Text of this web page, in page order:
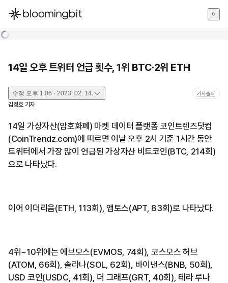
한국어
14일 오후 트위터 언급 횟수, 1위 BTC·2위 ETH
수정 오후 1:06 · 2023. 02. 14. 기사출처
김정호 기자
14일 가상자산(암호화폐) 마켓 데이터 플랫폼 코인트렌즈닷컴
(CoinTrendz.com)에 따르면 이날 오후 2시 기준 1시간 동안
트위터에서 가장 많이 언급된 가상자산 비트코인(BTC, 214회)
으로 나타났다.
이어 이더리움(ETH, 113회), 앱토스(APT, 83회)로 나타났다.
4위~10위에는 에브모스(EVMOS, 74회), 코스모스 허브
(ATOM, 66회), 솔라나(SOL, 62회), 바이낸스(BNB, 50회),
USD 코인(USDC, 41회), 더 그래프(GRT, 40회), 테라 루나